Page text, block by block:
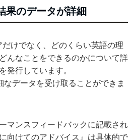
のデータが詳細
けでなく、どのくらい英語の理
んなことをできるのかについて詳
発行しています。
データを受け取ることができま
マンスフィードバックに記載され
向けてのアドバイス』は具体的で